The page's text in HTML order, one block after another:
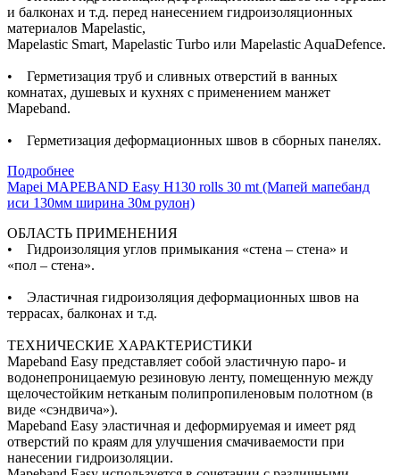
и балконах и т.д. перед нанесением гидроизоляционных
материалов Mapelastic,
Mapelastic Smart, Mapelastic Turbo или Mapelastic AquaDefence.
• Герметизация труб и сливных отверстий в ванных
комнатах, душевых и кухнях с применением манжет
Mapeband.
• Герметизация деформационных швов в сборных панелях.
Подробнее
Mapei MAPEBAND Easy H130 rolls 30 mt (Мапей мапебанд
иси 130мм ширина 30м рулон)
ОБЛАСТЬ ПРИМЕНЕНИЯ
• Гидроизоляция углов примыкания «стена – стена» и
«пол – стена».
• Эластичная гидроизоляция деформационных швов на
террасах, балконах и т.д.
ТЕХНИЧЕСКИЕ ХАРАКТЕРИСТИКИ
Mapeband Easy представляет собой эластичную паро- и
водонепроницаемую резиновую ленту, помещенную между
щелочестойким нетканым полипропиленовым полотном (в
виде «сэндвича»).
Mapeband Easy эластичная и деформируемая и имеет ряд
отверстий по краям для улучшения смачиваемости при
нанесении гидроизоляции.